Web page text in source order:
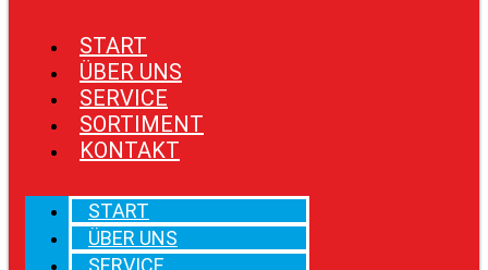
START
ÜBER UNS
SERVICE
SORTIMENT
KONTAKT
START
ÜBER UNS
SERVICE